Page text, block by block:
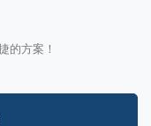
的方案！